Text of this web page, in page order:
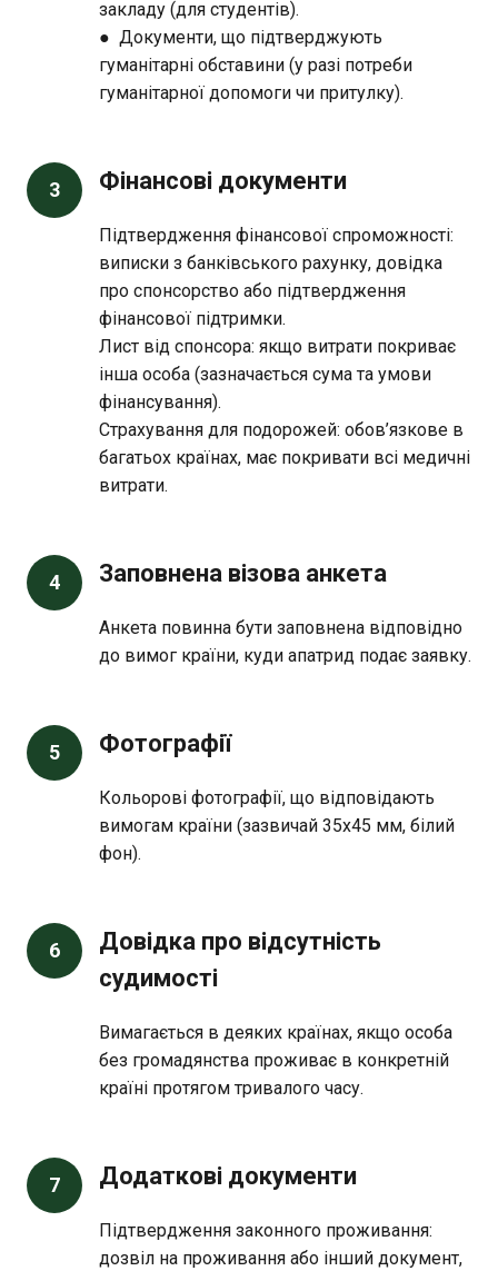
закладу (для студентів).
● Документи, що підтверджують
гуманітарні обставини (у разі потреби
гуманітарної допомоги чи притулку).
3 Фінансові документи
Підтвердження фінансової спроможності:
виписки з банківського рахунку, довідка
про спонсорство або підтвердження
фінансової підтримки.
Лист від спонсора: якщо витрати покриває
інша особа (зазначається сума та умови
фінансування).
Страхування для подорожей: обов’язкове в
багатьох країнах, має покривати всі медичні
витрати.
4 Заповнена візова анкета
Анкета повинна бути заповнена відповідно
до вимог країни, куди апатрид подає заявку.
5 Фотографії
Кольорові фотографії, що відповідають
вимогам країни (зазвичай 35х45 мм, білий
фон).
6
Довідка про відсутність
судимості
Вимагається в деяких країнах, якщо особа
без громадянства проживає в конкретній
країні протягом тривалого часу.
7 Додаткові документи
Підтвердження законного проживання:
дозвіл на проживання або інший документ,